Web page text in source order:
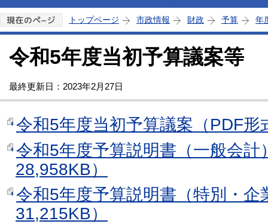
トップページ 市政情報 財政 予算 年
令和5年度当初予算議案等
最終更新日：2023年2月27日
令和5年度当初予算議案（PDF形
令和5年度予算説明書（一般会計
28,958KB）
令和5年度予算説明書（特別・企
31,215KB）